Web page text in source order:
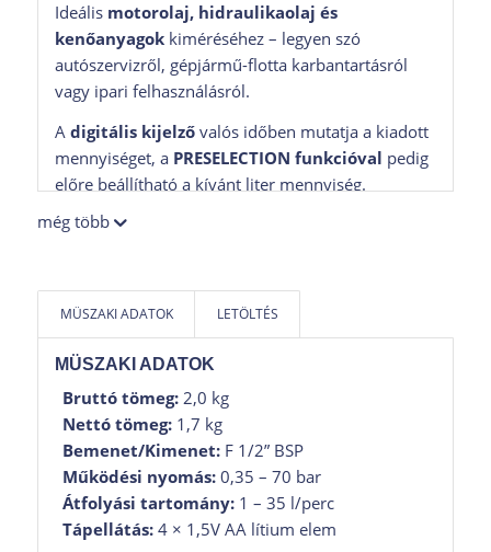
Ideális motorolaj, hidraulikaolaj és
kenőanyagokkiméréséhez – legyen szó
autószervizről, gépjármű-flotta karbantartásról
vagy ipari felhasználásról.
A digitális kijelzővalós időben mutatja a kiadott
mennyiséget, a PRESELECTION funkcióval pedig
előre beállítható a kívánt liter mennyiség.
A
merev 45°-os csővég
cseppmentes szelep
Főbb jellemzők:
Digitális olajmérő pisztoly
Előválasztásos adagolás (PRESELECTION)
manuális üzemmód
Automatikus cseppmentes szelep
kimenet
Merev 45°-os csővéga nehezen hozzáférhető
helyekhez
még több
MÜSZAKI ADATOK LETÖLTÉS
MÜSZAKI ADATOK
Bruttó tömeg:2,0 kg
Nettó tömeg:1,7 kg
Bemenet/Kimenet:F 1/2” BSP
Működési nyomás:0,35 – 70 bar
Átfolyási tartomány:1 – 35 l/perc
Tápellátás:4 × 1,5V AA lítium elem